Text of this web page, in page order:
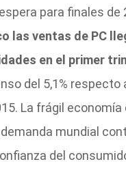
para finales de
las ventas de PC
en el primer
del 5,1% respecto
La frágil economía
mundial
del